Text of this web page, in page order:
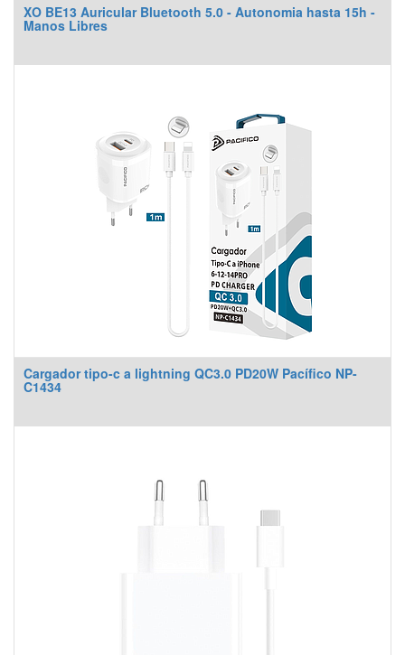
XO BE13 Auricular Bluetooth 5.0 - Autonomia hasta 15h -
Manos Libres
Cargador tipo-c a lightning QC3.0 PD20W Pacífico NP-
C1434